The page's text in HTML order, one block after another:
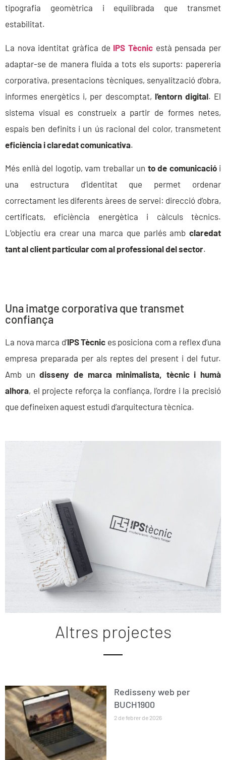
tipografia geomètrica i equilibrada que transmet
estabilitat.
La nova identitat gràfica de IPS Tècnic està pensada per
adaptar-se de manera fluida a tots els suports: papereria
corporativa, presentacions tècniques, senyalització d’obra,
informes energètics i, per descomptat, l’entorn digital. El
sistema visual es construeix a partir de formes netes,
espais ben definits i un ús racional del color, transmetent
eficiència i claredat comunicativa.
Més enllà del logotip, vam treballar un to de comunicaciói
una estructura d’identitat que permet ordenar
correctament les diferents àrees de servei: direcció d’obra,
certificats, eficiència energètica i càlculs tècnics.
L’objectiu era crear una marca que parlés amb claredat
tant al client particular com al professional del sector.
Una imatge corporativa que transmet
confiança
La nova marca d’IPS Tècnic es posiciona com a reflex d’una
empresa preparada per als reptes del present i del futur.
Amb undisseny de marca minimalista, tècnic i humà
alhora, el projecte reforça la confiança, l’ordre i la precisió
que defineixen aquest estudi d’arquitectura tècnica.
Altres projectes
Redisseny web per
BUCH1900
2 de febrer de 2026